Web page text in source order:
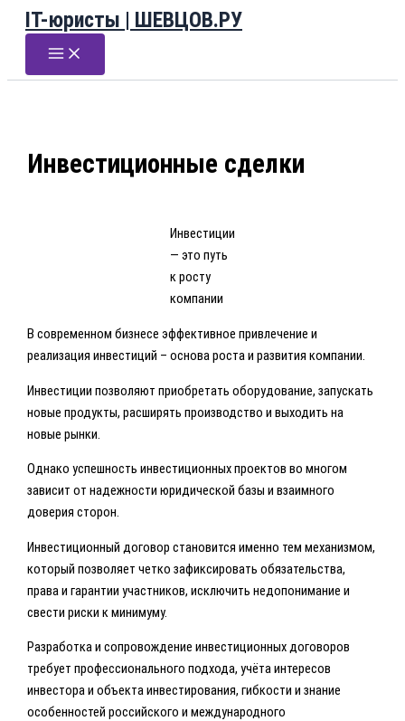
Перейти
содержимому
IT-юристы | ШЕВЦОВ.РУ
Инвестиционные сделки
Инвестиции
— это путь
к росту
компании
В современном бизнесе эффективное привлечение и
реализация инвестиций – основа роста и развития компании.
Инвестиции позволяют приобретать оборудование, запускать
новые продукты, расширять производство и выходить на
новые рынки.
Однако успешность инвестиционных проектов во многом
зависит от надежности юридической базы и взаимного
доверия сторон.
Инвестиционный договор становится именно тем механизмом,
который позволяет четко зафиксировать обязательства,
права и гарантии участников, исключить недопонимание и
свести риски к минимуму.
Разработка и сопровождение инвестиционных договоров
требует профессионального подхода, учёта интересов
инвестора и объекта инвестирования, гибкости и знание
особенностей российского и международного